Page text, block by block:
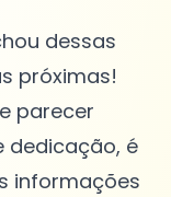
dessas
próximas!
parecer
dedicação, é
informações